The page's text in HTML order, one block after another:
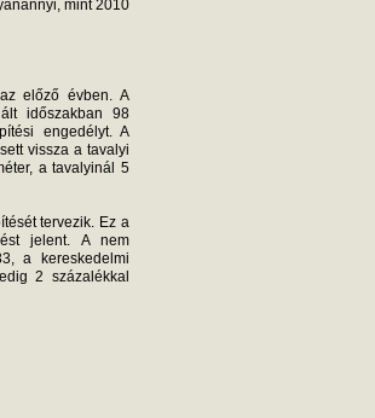
mint 2010
előző évben. A
időszakban 98
engedélyt. A
vissza a tavalyi
a tavalyinál 5
tervezik. Ez a
jelent. A nem
a kereskedelmi
2 százalékkal